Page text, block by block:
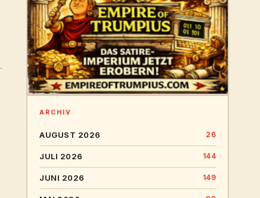
ARCHIV
AUGUST 2026 26
JULI 2026 144
JUNI 2026 149